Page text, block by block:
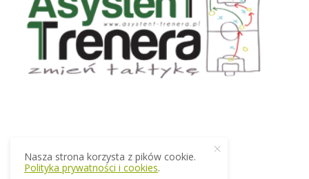
Nasza strona korzysta z pików cookie.
Polityka prywatności i cookies.